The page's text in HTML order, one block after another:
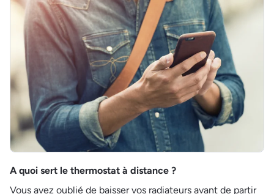
A quoi sert le thermostat à distance ?
Vous avez oublié de baisser vos radiateurs avant de partir